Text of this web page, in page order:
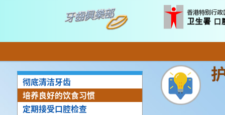
彻底清洁牙齿
培养良好的饮食习惯
定期接受口腔检查